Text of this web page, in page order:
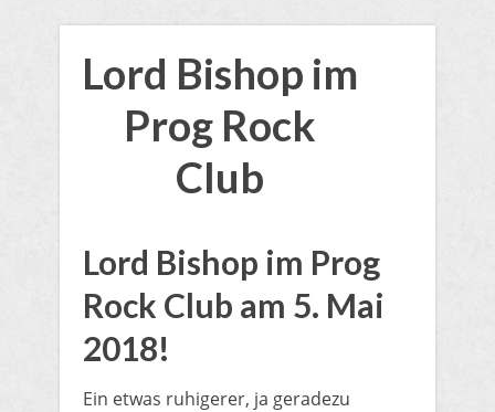
Lord Bishop im
Prog Rock
Club
​Lord Bishop im Prog
Rock Club am 5. Mai
2018!
Ein etwas ruhigerer, ja geradezu